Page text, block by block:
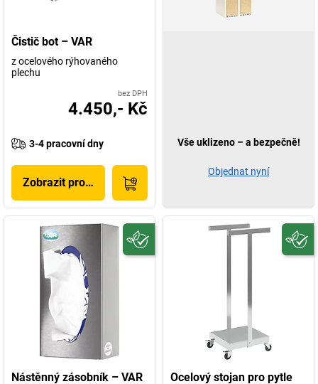
Čistič bot – VAR
z ocelového rýhovaného
plechu
bez DPH
4.450,- Kč
3-4 pracovní dny
Zobrazit produkt
Nástěnný zásobník – VAR
Ocelový stojan pro pytle
Vše uklizeno – a bezpečně!
Objednat nyní